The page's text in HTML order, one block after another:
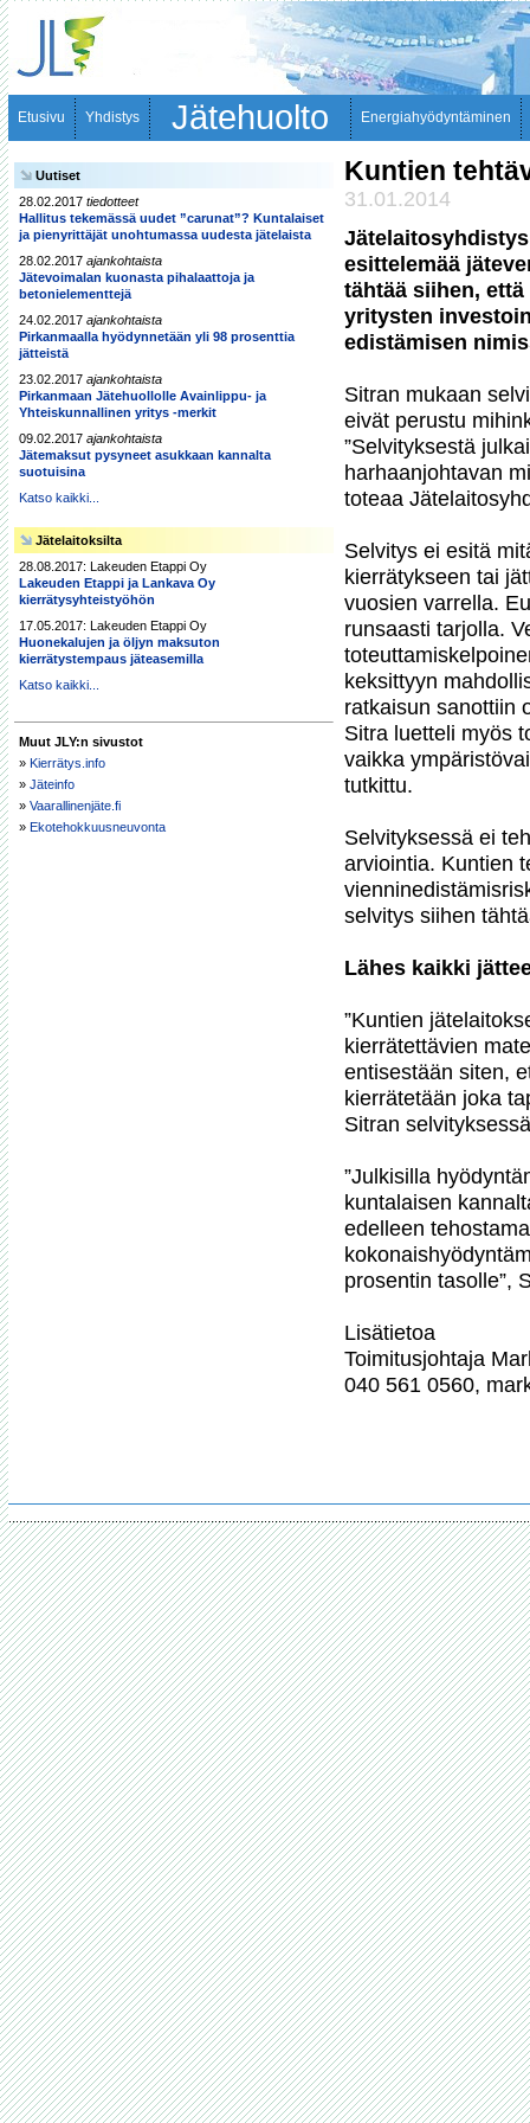
Etusivu Yhdistys Jätehuolto Energiahyödyntäminen
Uutiset
28.02.2017 tiedotteet
Hallitus tekemässä uudet ”carunat”? Kuntalaiset
ja pienyrittäjät unohtumassa uudesta jätelaista
28.02.2017 ajankohtaista
Jätevoimalan kuonasta pihalaattoja ja
betonielementtejä
24.02.2017 ajankohtaista
Pirkanmaalla hyödynnetään yli 98 prosenttia
jätteistä
23.02.2017 ajankohtaista
Pirkanmaan Jätehuollolle Avainlippu- ja
Yhteiskunnallinen yritys -merkit
09.02.2017 ajankohtaista
Jätemaksut pysyneet asukkaan kannalta
suotuisina
Katso kaikki...
Jätelaitoksilta
28.08.2017: Lakeuden Etappi Oy
Lakeuden Etappi ja Lankava Oy
kierrätysyhteistyöhön
17.05.2017: Lakeuden Etappi Oy
Huonekalujen ja öljyn maksuton
kierrätystempaus jäteasemilla
Katso kaikki...
Muut JLY:n sivustot
» Kierrätys.info
» Jäteinfo
» Vaarallinenjäte.fi
» Ekotehokkuusneuvonta
Kuntien
31.01.2014
Jätelaitosyhdistys
esittelemää
tähtää siihen,
yritysten
edistämisen
Sitran mukaan
eivät perustu
”Selvityksestä
harhaanjohtavan
toteaa
Selvitys ei esitä
kierrätykseen tai
vuosien varrella.
runsaasti tarjolla.
keksittyyn
ratkaisun sanottiin
Sitra luetteli myös
vaikka
tutkittu.
Selvityksessä ei
arviointia. Kuntien
selvitys siihen
Lähes kaikki
”Kuntien
kierrätettävien
entisestään siten,
kierrätetään joka
Sitran
”Julkisilla
kuntalaisen
edelleen
prosentin tasolle”,
Lisätietoa
Toimitusjohtaja
040 561 0560,